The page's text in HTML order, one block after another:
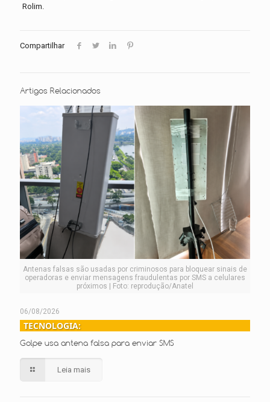
Rolim.
Compartilhar
Artigos Relacionados
Antenas falsas são usadas por criminosos para bloquear sinais de
operadoras e enviar mensagens fraudulentas por SMS a celulares
próximos | Foto: reprodução/Anatel
06/08/2026
TECNOLOGIA:
Golpe usa antena falsa para enviar SMS
Leia mais